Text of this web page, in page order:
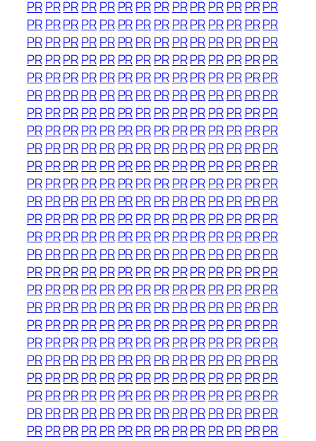
PRPRPRPRPR PRPRPRPRPRPRPR PRPR
PRPRPRPRPR PRPRPRPRPRPRPR PRPR
PRPRPRPRPR PRPRPRPRPRPRPR PRPR
PRPRPRPRPR PRPRPRPRPRPRPR PRPR
PRPRPRPRPR PRPRPRPRPRPRPR PRPR
PRPRPRPRPR PRPRPRPRPRPRPR PRPR
PRPRPRPRPR PRPRPRPRPRPRPR PRPR
PRPRPRPRPR PRPRPRPRPRPRPR PRPR
PRPRPRPRPR PRPRPRPRPRPRPR PRPR
PRPRPRPRPR PRPRPRPRPRPRPR PRPR
PRPRPRPRPR PRPRPRPRPRPRPR PRPR
PRPRPRPRPR PRPRPRPRPRPRPR PRPR
PRPRPRPRPR PRPRPRPRPRPRPR PRPR
PRPRPRPRPR PRPRPRPRPRPRPR PRPR
PRPRPRPRPR PRPRPRPRPRPRPR PRPR
PRPRPRPRPR PRPRPRPRPRPRPR PRPR
PRPRPRPRPR PRPRPRPRPRPRPR PRPR
PRPRPRPRPR PRPRPRPRPRPRPR PRPR
PRPRPRPRPR PRPRPRPRPRPRPR PRPR
PRPRPRPRPR PRPRPRPRPRPRPR PRPR
PRPRPRPRPR PRPRPRPRPRPRPR PRPR
PRPRPRPRPR PRPRPRPRPRPRPR PRPR
PRPRPRPRPR PRPRPRPRPRPRPR PRPR
PRPRPRPRPR PRPRPRPRPRPRPR PRPR
PRPRPRPRPR PRPRPRPRPRPRPR PRPR